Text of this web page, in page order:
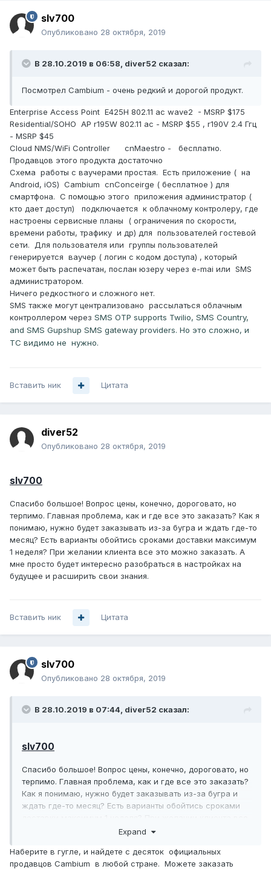
slv700
Опубликовано 28 октября, 2019
В 28.10.2019 в 06:58, diver52 сказал:
Посмотрел Cambium - очень редкий и дорогой продукт.
Enterprise Access Point E425H 802.11 ac wave2 - MSRP $175
Residential/SOHO AP r195W 802.11 ac - MSRP $55 , r190V 2.4 Ггц
- MSRP $45
Cloud NMS/WiFi Controller cnMaestro - бесплатно.
Продавцов этого продукта достаточно
Схема работы с ваучерами простая. Есть приложение ( на
Android, iOS) Cambium cnConceirge ( бесплатное ) для
смартфона. С помощью этого приложения администратор (
кто дает доступ) подключается к облачному контролеру, где
настроены сервисные планы ( ограничения по скорости,
времени работы, трафику и др) для пользователей гостевой
сети. Для пользователя или группы пользователей
генерируется ваучер ( логин с кодом доступа) , который
может быть распечатан, послан юзеру через e-mai или SMS
администратором.
Ничего редкостного и сложного нет.
SMS также могут централизовано рассылаться облачным
контроллером через SMS OTP supports Twilio, SMS Country,
and SMS Gupshup SMS gateway providers. Но это сложно, и
ТС видимо не нужно.
Вставить ник Цитата
diver52
Опубликовано 28 октября, 2019
slv700
Спасибо большое! Вопрос цены, конечно, дороговато, но
терпимо. Главная проблема, как и где все это заказать? Как я
понимаю, нужно будет заказывать из-за бугра и ждать где-то
месяц? Есть варианты обойтись сроками доставки максимум
1 неделя? При желании клиента все это можно заказать. А
мне просто будет интересно разобраться в настройках на
будущее и расширить свои знания.
Вставить ник Цитата
slv700
Опубликовано 28 октября, 2019
В 28.10.2019 в 07:44, diver52 сказал:
slv700
Спасибо большое! Вопрос цены, конечно, дороговато, но
терпимо. Главная проблема, как и где все это заказать?
Как я понимаю, нужно будет заказывать из-за бугра и
ждать где-то месяц? Есть варианты обойтись сроками
это можно заказать. А мне просто будет интересно
знания.
Expand
Наберите в гугле, и найдете с десяток официальных
продавцов Cambium в любой стране. Можете заказать